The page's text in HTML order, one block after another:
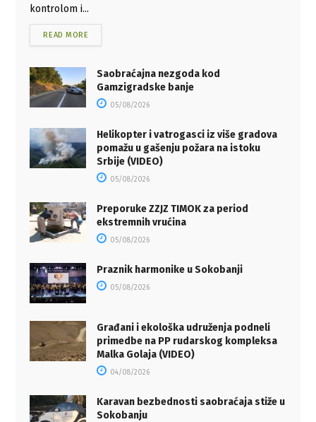
kontrolom i...
READ MORE
Saobraćajna nezgoda kod
Gamzigradske banje
05/08/2026
Helikopter i vatrogasci iz više gradova
pomažu u gašenju požara na istoku
Srbije (VIDEO)
05/08/2026
Preporuke ZZJZ TIMOK za period
ekstremnih vrućina
05/08/2026
Praznik harmonike u Sokobanji
05/08/2026
Građani i ekološka udruženja podneli
primedbe na PP rudarskog kompleksa
Malka Golaja (VIDEO)
04/08/2026
Karavan bezbednosti saobraćaja stiže u
Sokobanju